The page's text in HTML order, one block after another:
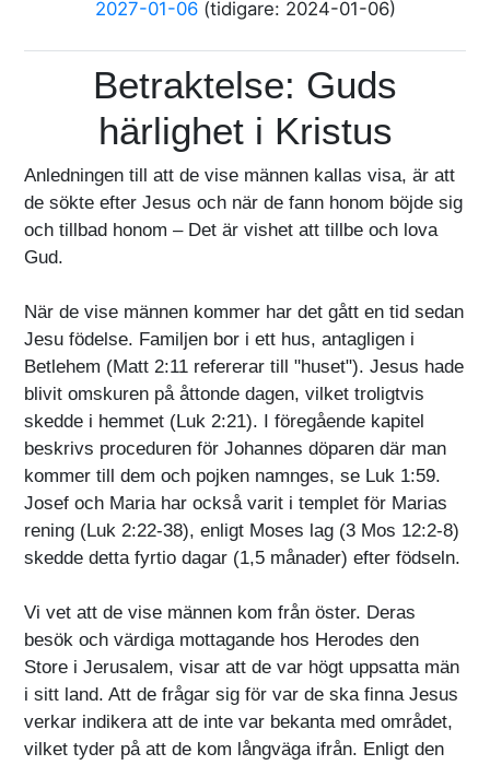
2027-01-06(tidigare: 2024-01-06)
Betraktelse: Guds
härlighet i Kristus
Anledningen till att de vise männen kallas visa, är att
de sökte efter Jesus och när de fann honom böjde sig
och tillbad honom – Det är vishet att tillbe och lova
Gud.
När de vise männen kommer har det gått en tid sedan
Jesu födelse. Familjen bor i ett hus, antagligen i
Betlehem (Matt 2:11 refererar till "huset"). Jesus hade
blivit omskuren på åttonde dagen, vilket troligtvis
skedde i hemmet (Luk 2:21). I föregående kapitel
beskrivs proceduren för Johannes döparen där man
kommer till dem och pojken namnges, se Luk 1:59.
Josef och Maria har också varit i templet för Marias
rening (Luk 2:22-38), enligt Moses lag (3 Mos 12:2-8)
skedde detta fyrtio dagar (1,5 månader) efter födseln.
Vi vet att de vise männen kom från öster. Deras
besök och värdiga mottagande hos Herodes den
Store i Jerusalem, visar att de var högt uppsatta män
i sitt land. Att de frågar sig för var de ska finna Jesus
verkar indikera att de inte var bekanta med området,
vilket tyder på att de kom långväga ifrån. Enligt den